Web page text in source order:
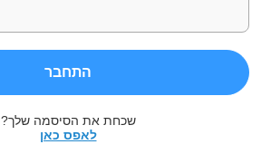
התחבר
שכחת את הסיסמה שלך?
לאפס כאן